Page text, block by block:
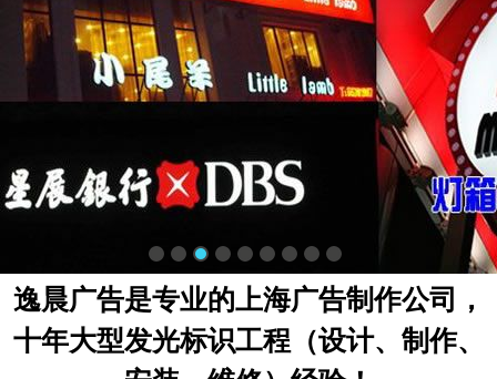
逸晨广告是专业的上海广告制作公司，
十年大型发光标识工程（设计、制作、